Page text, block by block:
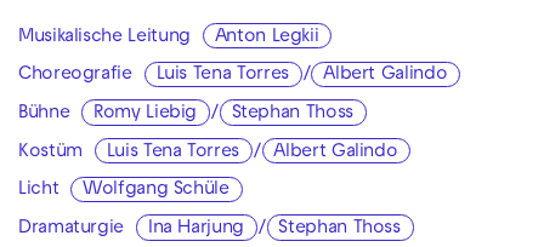
Musikalische Leitung Anton Legkii
Choreografie Luis Tena Torres / Albert Galindo
Bühne Romy Liebig / Stephan Thoss
Kostüm Luis Tena Torres / Albert Galindo
Licht Wolfgang Schüle
Dramaturgie Ina Harjung / Stephan Thoss